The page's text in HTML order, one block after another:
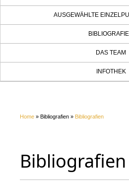
AUSGEWÄHLTE
DAS TEAM
INFOTHEK
Home » Bibliografien » Bibliografien
Bibliografien